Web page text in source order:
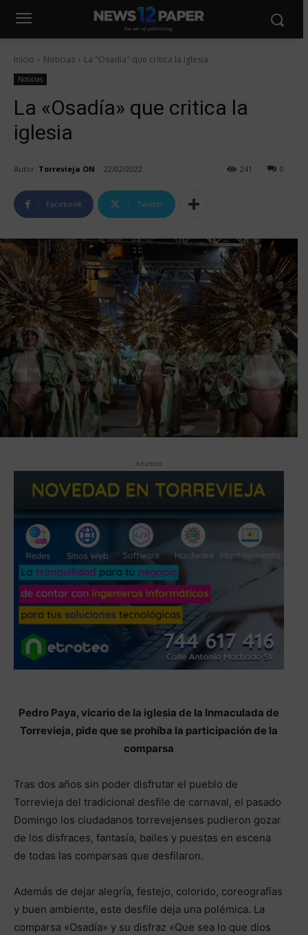
Inicio Noticias La "Osadía" que critica la iglesia
Noticias
La «Osadía» que critica la
iglesia
Autor: Torrevieja ON 22/02/2022 0
241
Facebook Twitter
Anuncio
Pedro Paya, vicario de la iglesia de la Inmaculada de
Torrevieja, pide que se prohíba la participación de la
comparsa
Tras dos años sin poder disfrutar el pueblo de
Torrevieja del tradicional desfile de carnaval, el pasado
Domingo los ciudadanos torrevejenses pudieron gozar
de los disfraces, fantasía, bailes y puestas en escena
de todas las comparsas que desfilaron.
Además de dejar alegría, festejo, colorido, coreografías
y buen ambiente, este desfile deja una polémica. La
comparsa «Osadía» y su disfraz «Que sea lo que dios